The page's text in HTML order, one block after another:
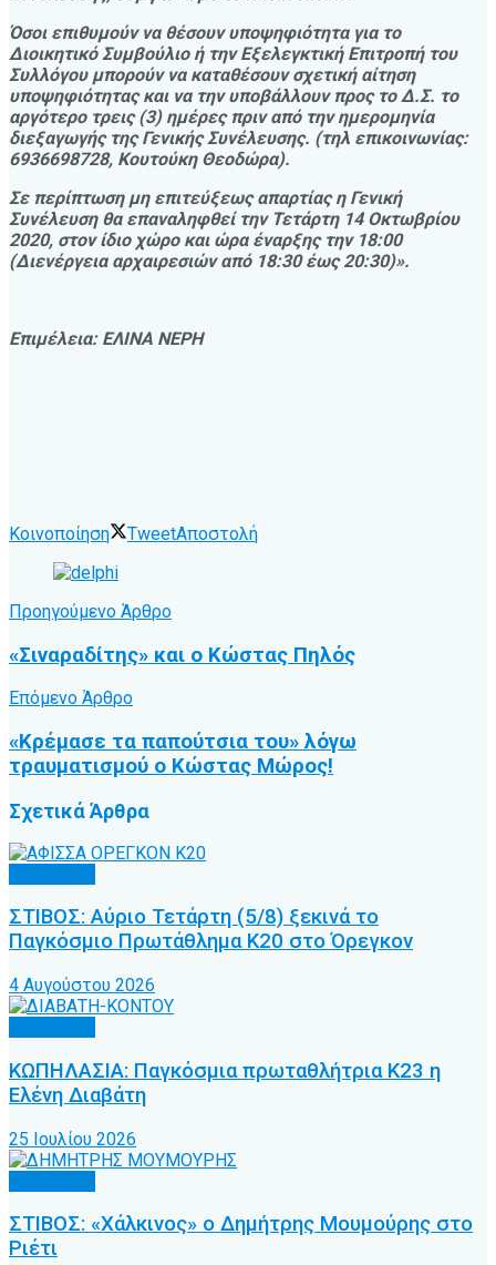
Όσοι επιθυμούν να θέσουν υποψηφιότητα για το
Διοικητικό Συμβούλιο ή την Εξελεγκτική Επιτροπή του
Συλλόγου μπορούν να καταθέσουν σχετική αίτηση
υποψηφιότητας και να την υποβάλλουν προς το Δ.Σ. το
αργότερο τρεις (3) ημέρες πριν από την ημερομηνία
διεξαγωγής της Γενικής Συνέλευσης. (τηλ επικοινωνίας:
6936698728, Κουτούκη Θεοδώρα).
Σε περίπτωση μη επιτεύξεως απαρτίας η Γενική
Συνέλευση θα επαναληφθεί την Τετάρτη 14 Οκτωβρίου
2020, στον ίδιο χώρο και ώρα έναρξης την 18:00
(Διενέργεια αρχαιρεσιών από 18:30 έως 20:30)».
Επιμέλεια: ΕΛΙΝΑ ΝΕΡΗ
Κοινοποίηση TweetΑποστολή
Προηγούμενο Άρθρο
«Σιναραδίτης» και ο Κώστας Πηλός
Επόμενο Άρθρο
«Κρέμασε τα παπούτσια του» λόγω
τραυματισμού ο Κώστας Μώρος!
ΣχετικάΆρθρα
ΣΤΙΒΟΣ: Αύριο Τετάρτη (5/8) ξεκινά το
Παγκόσμιο Πρωτάθλημα Κ20 στο Όρεγκον
4 Αυγούστου 2026
ΚΩΠΗΛΑΣΙΑ: Παγκόσμια πρωταθλήτρια Κ23 η
Ελένη Διαβάτη
25 Ιουλίου 2026
ΣΤΙΒΟΣ: «Χάλκινος» ο Δημήτρης Μουμούρης στο
Ριέτι